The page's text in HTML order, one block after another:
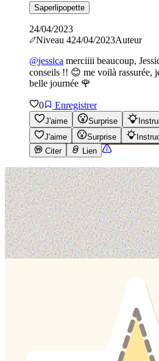
Saperlipopette
24/04/2023
Niveau 424/04/2023Auteur
@jessica merciiii beaucoup,
conseils !! 😊 me voilà rassurée,
belle journée 🌹
0 Enregistrer
J'aime Surprise
J'aime
Surprise
Citer
Lien